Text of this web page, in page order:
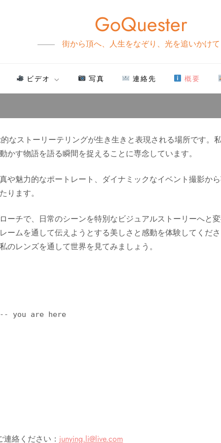
GoQuester
街から頂へ、人生をなぞり、光を追いかけて
ビデオ 写真 連絡先 概要
なストーリーテリングが生き生きと表現される場所です。
す物語を語る瞬間を捉えることに専念しています。
や魅力的なポートレート、ダイナミックなイベント撮影か
ります。
ーチで、日常のシーンを特別なビジュアルストーリーへと
ームを通して伝えようとする美しさと感動を体験してくださ
レンズを通して世界を見てみましょう。
絡ください： junying.li@live.com